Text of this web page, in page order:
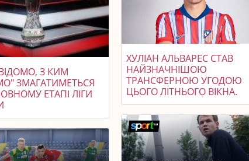
З КИМ
ЗМАГАТИМЕТЬСЯ
ЕТАПІ ЛІГИ
ХУЛІАН АЛЬВАРЕС СТАВ
НАЙЗНАЧНІШОЮ
ТРАНСФЕРНОЮ УГОДОЮ
ЦЬОГО ЛІТНЬОГО ВІКНА.